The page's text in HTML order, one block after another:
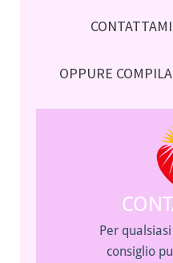
OPPURE
Per
consiglio